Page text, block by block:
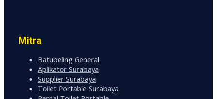
Mitra
Batubeling General
Aplikator Surabaya
Supplier Surabaya
Toilet Portable Surabaya